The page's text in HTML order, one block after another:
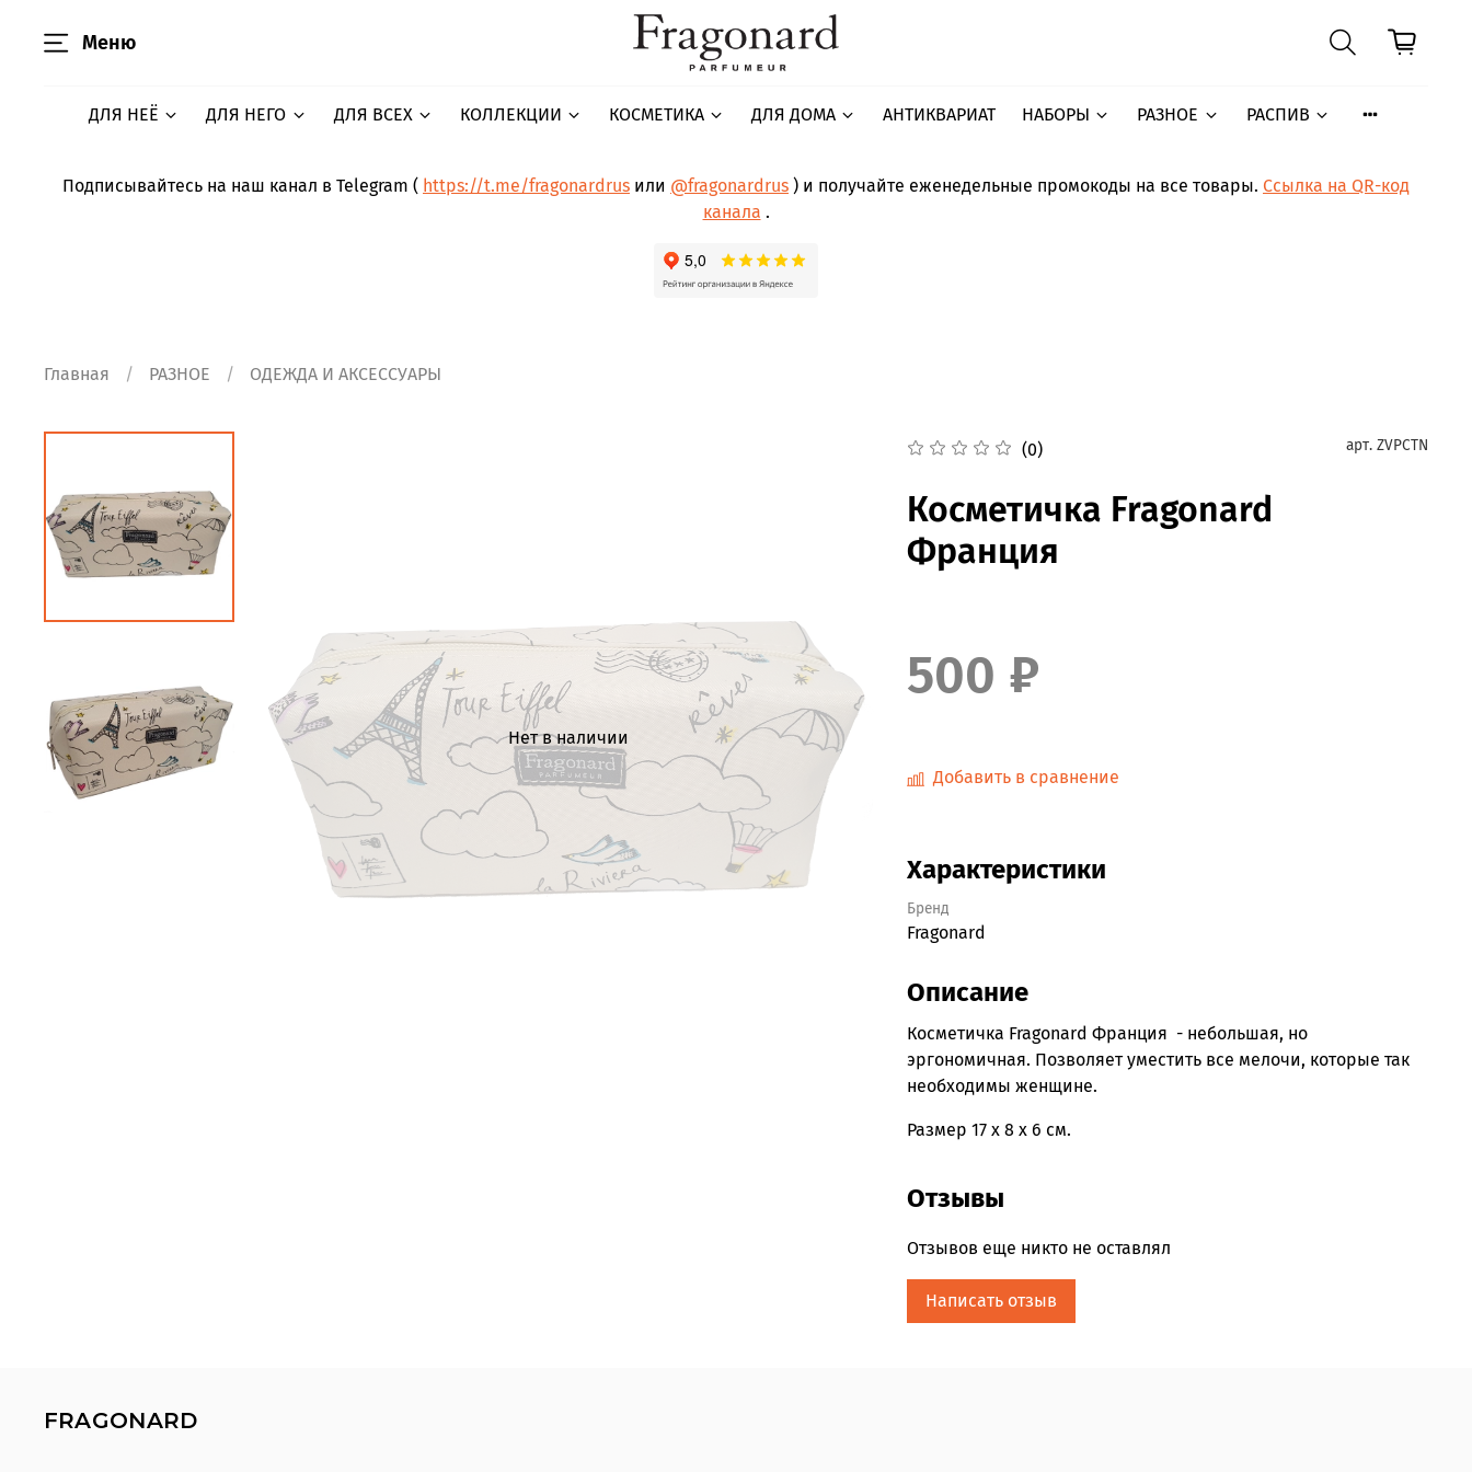
Меню
ДЛЯ НЕЁ ДЛЯ НЕГО ДЛЯ ВСЕХ КОЛЛЕКЦИИ КОСМЕТИКА ДЛЯ ДОМА АНТИКВАРИАТ НАБОРЫ РАЗНОЕ РАСПИВ
Подписывайтесь на наш канал в Telegram ( https://t.me/fragonardrus или @fragonardrus ) и получайте еженедельные промокоды на все товары. Ссылка на QR-код
канала .
Главная РАЗНОЕ ОДЕЖДА И АКСЕССУАРЫ
Нет в наличии
(0) арт. ZVPCTN
Косметичка Fragonard
Франция
500 ₽
Добавить в сравнение
Характеристики
Бренд
Fragonard
Описание
Косметичка Fragonard Франция - небольшая, но
эргономичная. Позволяет уместить все мелочи, которые так
необходимы женщине.
Размер 17 х 8 х 6 см.
Отзывы
Отзывов еще никто не оставлял
Написать отзыв
FRAGONARD